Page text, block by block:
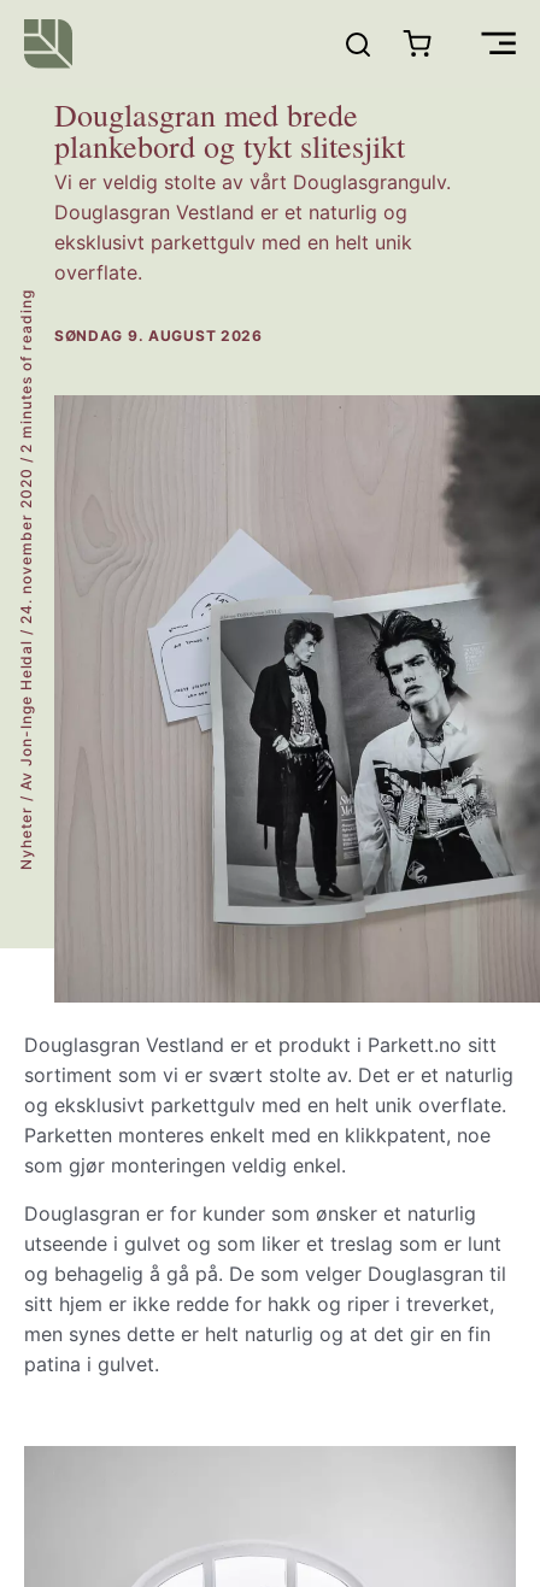
Hopp
rett
innholdetDouglasgran med brede
plankebord og tykt slitesjikt
Vi er veldig stolte av vårt Douglasgrangulv.
Douglasgran Vestland er et naturlig og
eksklusivt parkettgulv med en helt unik
overflate.
SØNDAG 9. AUGUST 2026
Nyheter
/ Av
Jon-Inge Heldal
/
24. november 2020
/
2 minutes of reading
Douglasgran Vestland er et produkt i Parkett.no sitt
sortiment som vi er svært stolte av. Det er et naturlig
og eksklusivt parkettgulv med en helt unik overflate.
Parketten monteres enkelt med en klikkpatent, noe
som gjør monteringen veldig enkel.
Douglasgran er for kunder som ønsker et naturlig
utseende i gulvet og som liker et treslag som er lunt
og behagelig å gå på. De som velger Douglasgran til
sitt hjem er ikke redde for hakk og riper i treverket,
men synes dette er helt naturlig og at det gir en fin
patina i gulvet.